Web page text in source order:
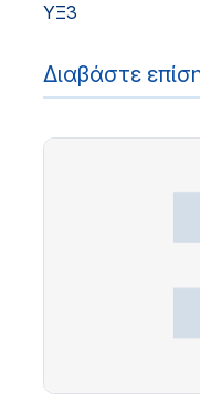
ΥΞ3
Διαβάστε